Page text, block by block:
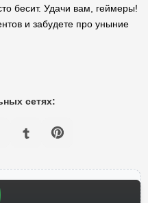
бесит. Удачи вам, геймеры!
и забудете про уныние
сетях: